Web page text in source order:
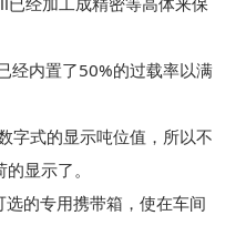
经内置了50%的过载率以满
字式的显示吨位值，所以不
显示了。
的专用携带箱，使在车间